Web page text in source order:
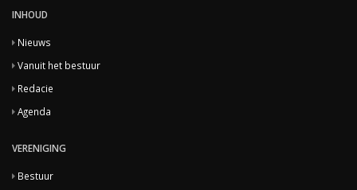
INHOUD
Nieuws
Vanuit het bestuur
Redacie
Agenda
VERENIGING
Bestuur